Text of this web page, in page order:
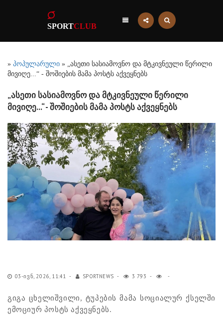
SPORTCLUB
» პოპულარული » „ასეთი სასიამოვნო და მტკივნეული წერილი
მივიღე...“ - შოშიების მამა პოსტს აქვეყნებს
„ასეთი სასიამოვნო და მტკივნეული წერილი
მივიღე...“ - შოშიების მამა პოსტს აქვეყნებს
03-ᲘᲕᲜ, 2026, 11:41 SPORTNEWS 3 793
გიგა ცხელიშვილი, ტუპების მამა სოციალურ ქსელში
ემოციურ პოსტს აქვეყნებს.